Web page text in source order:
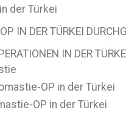
der Türkei
IN DER TÜRKEI
IN DER
OP in der Türkei
OP in der Türkei